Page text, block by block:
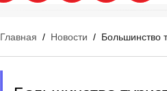
Главная / Новости / Большинство